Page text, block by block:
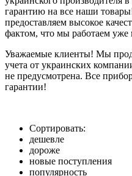
гарантию на все наши
предоставляем высокое
фактом, что мы работаем уже
Уважаемые клиенты! Мы
учета от украинских
не предусмотрена. Все
гарантии!
Сортировать:
дешевле
дороже
новые поступления
популярность